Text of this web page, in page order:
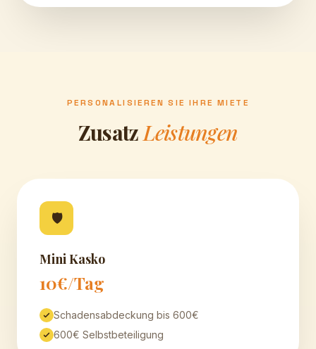
PERSONALISIEREN SIE IHRE MIETE
ZusatzLeistungen
🛡
Mini Kasko
10€/Tag
Schadensabdeckung bis 600€
600€ Selbstbeteiligung